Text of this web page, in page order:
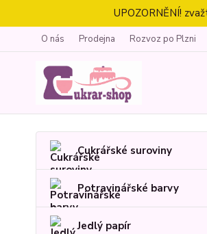
UPOZORNĚNÍ!
O nás Prodejna Rozvoz po Plzni
Cukrářské suroviny
Potravinářské barvy
Jedlý papír